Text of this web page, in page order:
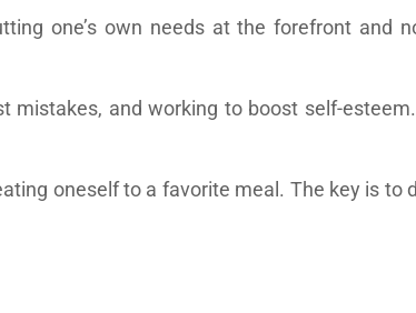
one’s own needs at the forefront and
and working to boost self-
oneself to a favorite meal. The key is to